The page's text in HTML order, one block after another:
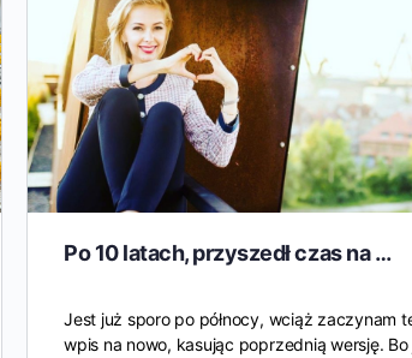
Po 10 latach, przyszedł czas na …
Jest już sporo po północy, wciąż zaczynam
wpis na nowo, kasując poprzednią wersję. Bo